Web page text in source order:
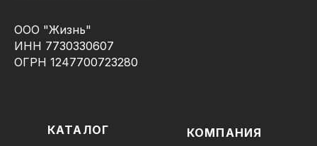
ООО "Жизнь"
ИНН 7730330607
ОГРН 1247700723280
КАТАЛОГ КОМПАНИЯ